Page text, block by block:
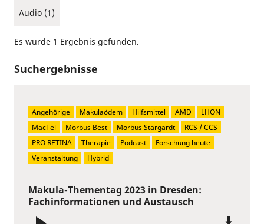
Audio (1)
Es wurde 1 Ergebnis gefunden.
Suchergebnisse
Makula-Thementag 2023 in Dresden:
Fachinformationen und Austausch
Angehörige Makulaödem Hilfsmittel AMD
LHON
MacTel
Morbus Best Morbus Stargardt
RCS / CCS
PRO RETINA
Therapie Podcast
Forschung heute
Veranstaltung
Hybrid